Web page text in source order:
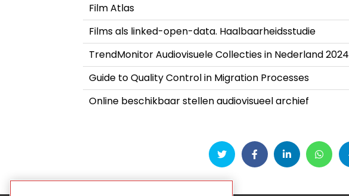
Film Atlas
Films als linked-open-data. Haalbaarheidsstudie
TrendMonitor Audiovisuele Collecties in Nederland 2024
Guide to Quality Control in Migration Processes
Online beschikbaar stellen audiovisueel archief